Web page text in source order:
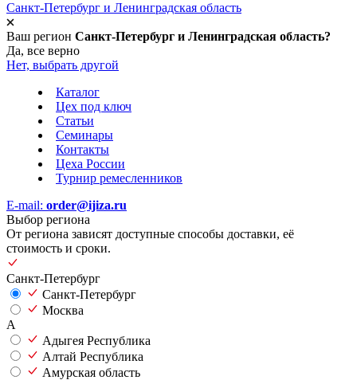
Санкт-Петербург и Ленинградская область
Ваш регион Санкт-Петербург и Ленинградская область?
Да, все верно
Нет, выбрать другой
Каталог
Цех под ключ
Статьи
Семинары
Контакты
Цеха России
Турнир ремесленников
E-mail: order@ijiza.ru
Выбор региона
От региона зависят доступные способы доставки, её
стоимость и сроки.
Санкт-Петербург
Санкт-Петербург
Москва
А
Адыгея Республика
Алтай Республика
Амурская область